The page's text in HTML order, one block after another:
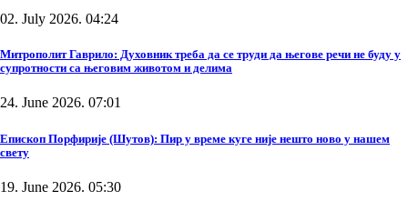
02. July 2026. 04:24
Митрополит Гаврило: Духовник треба да се труди да његове речи не буду у
супротности са његовим животом и делима
24. June 2026. 07:01
Епископ Порфирије (Шутов): Пир у време куге није нешто ново у нашем
свету
19. June 2026. 05:30